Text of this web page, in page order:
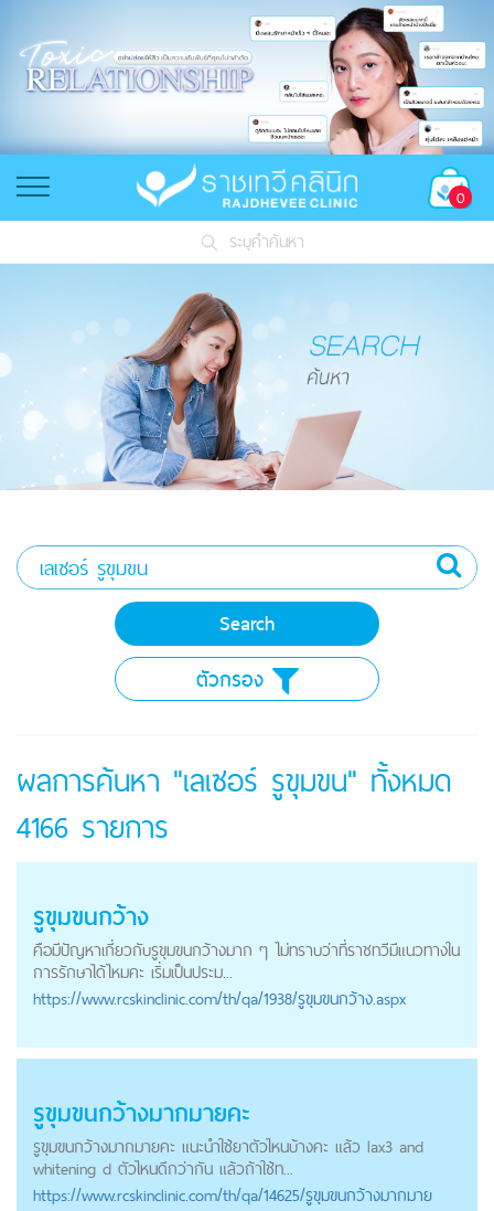
0
ระบุคำค้นหา
ตัวกรอง
ผลการค้นหา "เลเซอร์ รูขุมขน" ทั้งหมด
4166 รายการ
รูขุมขนกว้าง
คือมีปัญหาเกี่ยวกับรูขุมขนกว้างมาก ๆ ไม่ทราบว่าที่ราชทวีมีแนวทางใน
การรักษาได้ไหมคะ เริ่มเป็นประม...
https://www.rcskinclinic.com/th/qa/1938/รูขุมขนกว้าง.aspx
รูขุมขนกว้างมากมายคะ
รูขุมขนกว้างมากมายคะ แนะนำใช้ยาตัวไหนบ้างคะ แล้ว lax3 and
whitening d ตัวไหนดีกว่ากัน แล้วถ้าใช้ท...
https://www.rcskinclinic.com/th/qa/14625/รูขุมขนกว้างมากมาย